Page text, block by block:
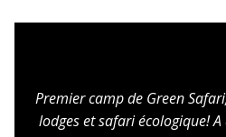
Premier camp de Green
lodges et safari écologique!